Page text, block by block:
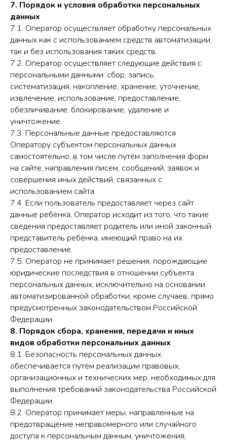
7. Порядок и условия обработки персональных
данных
7.1. Оператор осуществляет обработку персональных
данных как с использованием средств автоматизации,
так и без использования таких средств.
7.2. Оператор осуществляет следующие действия с
персональными данными: сбор, запись,
систематизация, накопление, хранение, уточнение,
извлечение, использование, предоставление,
обезличивание, блокирование, удаление и
уничтожение.
7.3. Персональные данные предоставляются
Оператору субъектом персональных данных
самостоятельно, в том числе путём заполнения форм
на сайте, направления писем, сообщений, заявок и
совершения иных действий, связанных с
использованием сайта.
7.4. Если пользователь предоставляет через сайт
данные ребёнка, Оператор исходит из того, что такие
сведения предоставляет родитель или иной законный
представитель ребёнка, имеющий право на их
предоставление.
7.5. Оператор не принимает решения, порождающие
юридические последствия в отношении субъекта
персональных данных, исключительно на основании
автоматизированной обработки, кроме случаев, прямо
предусмотренных законодательством Российской
Федерации.
8. Порядок сбора, хранения, передачи и иных
видов обработки персональных данных
8.1. Безопасность персональных данных
обеспечивается путём реализации правовых,
организационных и технических мер, необходимых для
выполнения требований законодательства Российской
Федерации.
8.2. Оператор принимает меры, направленные на
предотвращение неправомерного или случайного
доступа к персональным данным, уничтожения,